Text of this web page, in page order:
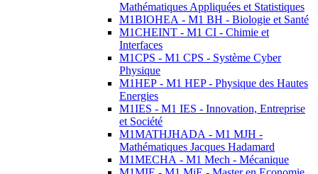
Mathématiques Appliquées et Statistiques
M1BIOHEA - M1 BH - Biologie et Santé
M1CHEINT - M1 CI - Chimie et
Interfaces
M1CPS - M1 CPS - Système Cyber
Physique
M1HEP - M1 HEP - Physique des Hautes
Energies
M1IES - M1 IES - Innovation, Entreprise
et Société
M1MATHJHADA - M1 MJH -
Mathématiques Jacques Hadamard
M1MECHA - M1 Mech - Mécanique